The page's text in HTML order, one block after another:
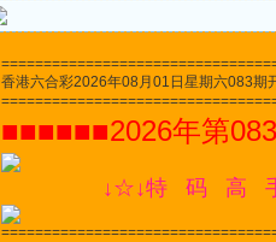
香港六合彩2026年08月01日星期六083
■■■■■■2026年第
↓☆↓特 码 高